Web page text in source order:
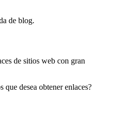
de blog.
de sitios web con gran
que desea obtener enlaces?